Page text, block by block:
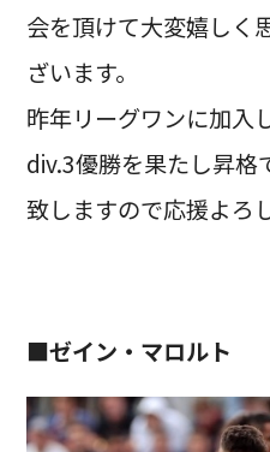
会を頂けて大変嬉しく
ざいます。
昨年リーグワンに加入
div.3優勝を果たし昇格
致しますので応援よろ
■ゼイン・マロルト